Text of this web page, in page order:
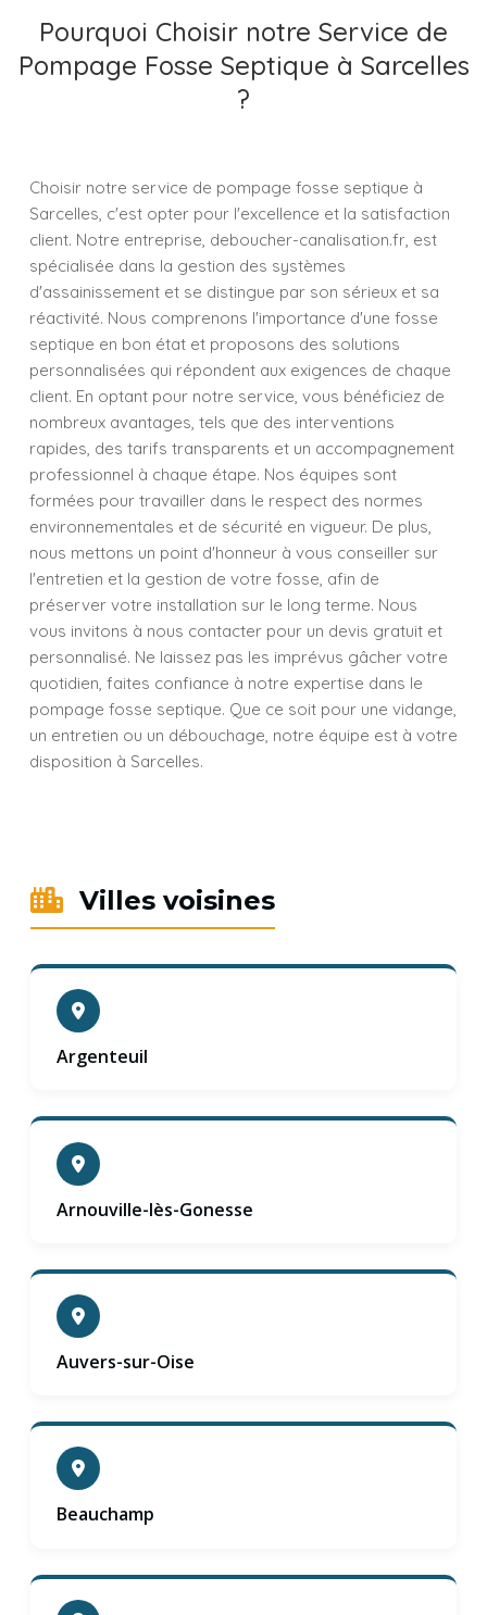
Pourquoi Choisir notre Service de
Pompage Fosse Septique à Sarcelles
?
Choisir notre service de pompage fosse septique à
Sarcelles, c'est opter pour l'excellence et la satisfaction
client. Notre entreprise, deboucher-canalisation.fr, est
spécialisée dans la gestion des systèmes
d'assainissement et se distingue par son sérieux et sa
réactivité. Nous comprenons l'importance d'une fosse
septique en bon état et proposons des solutions
personnalisées qui répondent aux exigences de chaque
client. En optant pour notre service, vous bénéficiez de
nombreux avantages, tels que des interventions
rapides, des tarifs transparents et un accompagnement
professionnel à chaque étape. Nos équipes sont
formées pour travailler dans le respect des normes
environnementales et de sécurité en vigueur. De plus,
nous mettons un point d'honneur à vous conseiller sur
l'entretien et la gestion de votre fosse, afin de
préserver votre installation sur le long terme. Nous
vous invitons à nous contacter pour un devis gratuit et
personnalisé. Ne laissez pas les imprévus gâcher votre
quotidien, faites confiance à notre expertise dans le
pompage fosse septique. Que ce soit pour une vidange,
un entretien ou un débouchage, notre équipe est à votre
disposition à Sarcelles.
Villes voisines
Argenteuil
Arnouville-lès-Gonesse
Auvers-sur-Oise
Beauchamp